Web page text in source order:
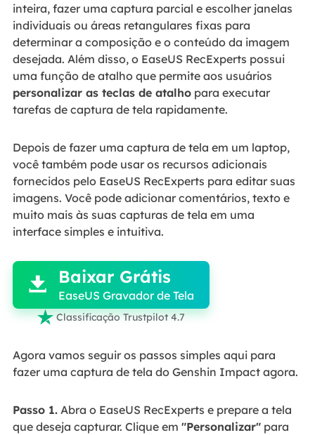
inteira, fazer uma captura parcial e escolher janelas
individuais ou áreas retangulares fixas para
determinar a composição e o conteúdo da imagem
desejada. Além disso, o EaseUS RecExperts possui
uma função de atalho que permite aos usuários
personalizar as teclas de atalhopara executar
tarefas de captura de tela rapidamente.
Depois de fazer uma captura de tela em um laptop,
você também pode usar os recursos adicionais
fornecidos pelo EaseUS RecExperts para editar suas
imagens. Você pode adicionar comentários, texto e
muito mais às suas capturas de tela em uma
interface simples e intuitiva.

 Baixar Grátis
EaseUS Gravador de Tela
 Classificação Trustpilot 4.7
Agora vamos seguir os passos simples aqui para
fazer uma captura de tela do Genshin Impact agora.
Passo 1.Abra o EaseUS RecExperts e prepare a tela
que deseja capturar. Clique em "Personalizar"para